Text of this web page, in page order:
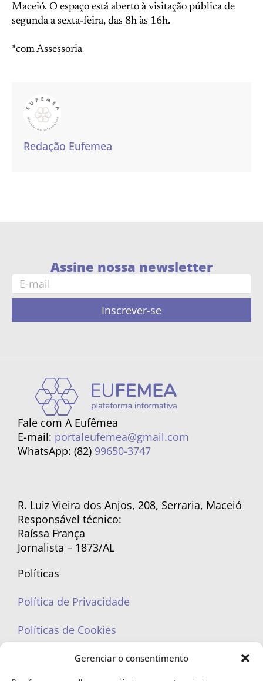
Gerenciar o consentimento
Maceió. O espaço está aberto à visitação pública de
segunda a sexta-feira, das 8h às 16h.
*com Assessoria
Redação Eufemea
Assine nossa newsletter
Inscrever-se
Fale com A Eufêmea
E-mail: portaleufemea@gmail.com
WhatsApp: (82) 99650-3747
R. Luiz Vieira dos Anjos, 208, Serraria, Maceió
Responsável técnico:
Raíssa França
Jornalista – 1873/AL
Políticas
Política de Privacidade
Políticas de Cookies